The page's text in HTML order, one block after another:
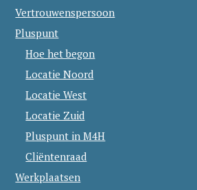
Vertrouwenspersoon
Pluspunt
Hoe het begon
Locatie Noord
Locatie West
Locatie Zuid
Pluspunt in M4H
Cliëntenraad
Werkplaatsen